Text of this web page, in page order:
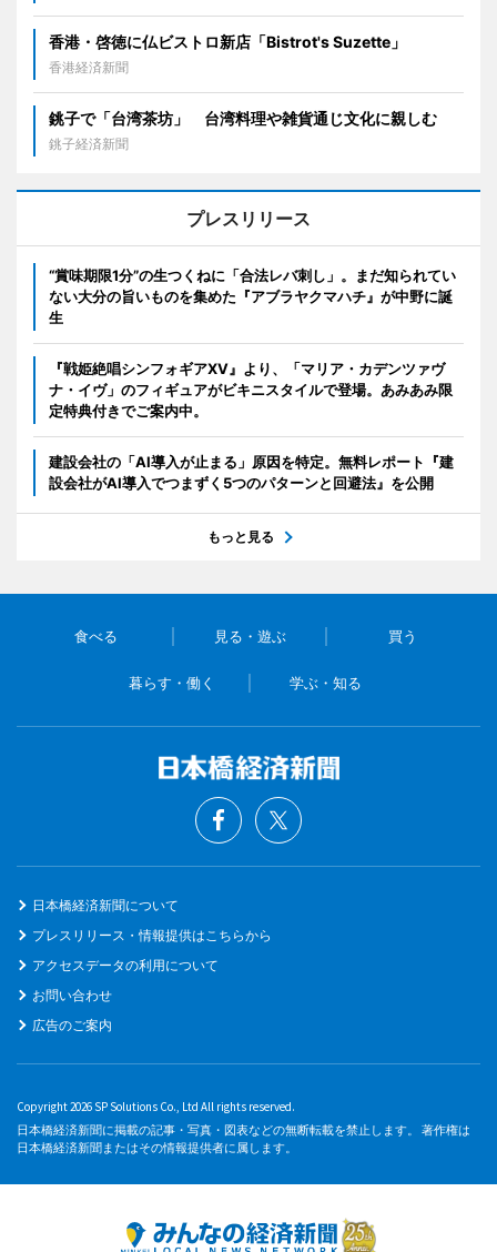
香港・啓徳に仏ビストロ新店「Bistrot's Suzette」
香港経済新聞
銚子で「台湾茶坊」 台湾料理や雑貨通じ文化に親しむ
銚子経済新聞
プレスリリース
“賞味期限1分”の生つくねに「合法レバ刺し」。まだ知られてい
ない大分の旨いものを集めた『アブラヤクマハチ』が中野に誕
生
『戦姫絶唱シンフォギアXV』より、「マリア・カデンツァヴ
ナ・イヴ」のフィギュアがビキニスタイルで登場。あみあみ限
定特典付きでご案内中。
建設会社の「AI導入が止まる」原因を特定。無料レポート『建
設会社がAI導入でつまずく5つのパターンと回避法』を公開
もっと見る
食べる 見る・遊ぶ 買う
暮らす・働く 学ぶ・知る
日本橋経済新聞について
プレスリリース・情報提供はこちらから
アクセスデータの利用について
お問い合わせ
広告のご案内
Copyright 2026 SP Solutions Co., Ltd All rights reserved.
日本橋経済新聞に掲載の記事・写真・図表などの無断転載を禁止します。 著作権は
日本橋経済新聞またはその情報提供者に属します。